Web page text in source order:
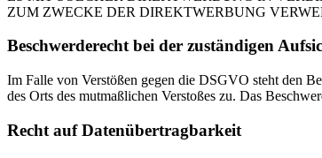
ZUM ZWECKE DER DIREKTWERBUNG
Beschwerde­recht bei der zuständigen
Im Falle von Verstößen gegen die DSGVO steht den
des Orts des mutmaßlichen Verstoßes zu. Das
Recht auf Daten­übertrag­barkeit